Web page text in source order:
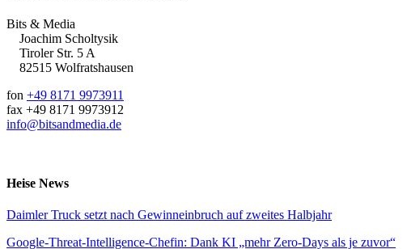
Bits & Media
Joachim Scholtysik
Tiroler Str. 5 A
82515 Wolfratshausen
fon +49 8171 9973911
fax +49 8171 9973912
info@bitsandmedia.de
Heise News
Daimler Truck setzt nach Gewinneinbruch auf zweites Halbjahr
Google-Threat-Intelligence-Chefin: Dank KI „mehr Zero-Days als je zuvor“